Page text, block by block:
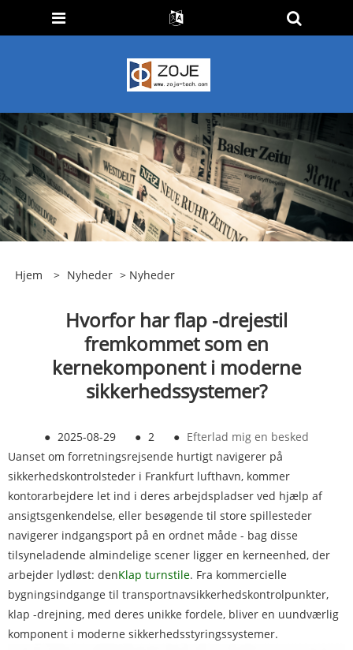
Hjem > Nyheder > Nyheder
Hvorfor har flap -drejestil
fremkommet som en
kernekomponent i moderne
sikkerhedssystemer?
● 2025-08-29 ● 2 ● Efterlad mig en besked
Uanset om forretningsrejsende hurtigt navigerer på
sikkerhedskontrolsteder i Frankfurt lufthavn, kommer
kontorarbejdere let ind i deres arbejdspladser ved hjælp af
ansigtsgenkendelse, eller besøgende til store spillesteder
navigerer indgangsport på en ordnet måde - bag disse
tilsyneladende almindelige scener ligger en kerneenhed, der
arbejder lydløst: denKlap turnstile. Fra kommercielle
bygningsindgange til transportnavsikkerhedskontrolpunkter,
klap -drejning, med deres unikke fordele, bliver en uundværlig
komponent i moderne sikkerhedsstyringssystemer.